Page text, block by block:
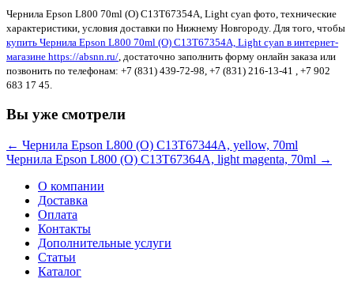
Чернила Epson L800 70ml (О) C13T67354A, Light cyan фото, технические
характеристики, условия доставки по Нижнему Новгороду. Для того, чтобы
купить Чернила Epson L800 70ml (О) C13T67354A, Light cyan в интернет-
магазине https://absnn.ru/ , достаточно заполнить форму онлайн заказа или
позвонить по телефонам: +7 (831) 439-72-98, +7 (831) 216-13-41 , +7 902
683 17 45.
Вы уже смотрели
← Чернила Epson L800 (О) C13T67344A, yellow, 70ml
Чернила Epson L800 (О) C13T67364A, light magenta, 70ml →
О компании
Доставка
Оплата
Контакты
Дополнительные услуги
Статьи
Каталог